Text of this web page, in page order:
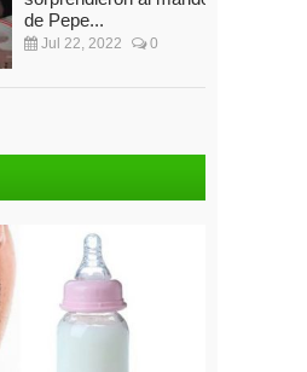
de Pepe...
Jul 22, 2022 0